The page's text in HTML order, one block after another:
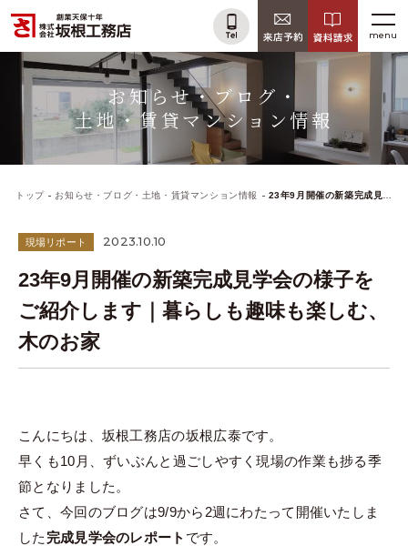
menu
お知らせ・ブログ・
土地・賃貸マンション情報
トップ お知らせ・ブログ・土地・賃貸マンション情報 23年9月開催の新築完成見学会の様子をご紹介します｜暮らしも趣味も楽しむ、木のお家
現場リポート 2023.10.10
23年9月開催の新築完成見学会の様子を
ご紹介します｜暮らしも趣味も楽しむ、
木のお家
こんにちは、坂根工務店の坂根広泰です。
早くも10月、ずいぶんと過ごしやすく現場の作業も捗る季
節となりました。
さて、今回のブログは9/9から2週にわたって開催いたしま
した 完成見学会のレポート です。